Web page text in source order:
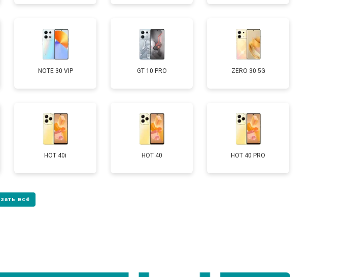
от 50 мин от 1750 ₽ Заказать
от 90 мин от 3200 ₽ Заказать
NOTE 30 VIP GT 10 PRO ZERO 30 5G
HOT 40i HOT 40 HOT 40 PRO